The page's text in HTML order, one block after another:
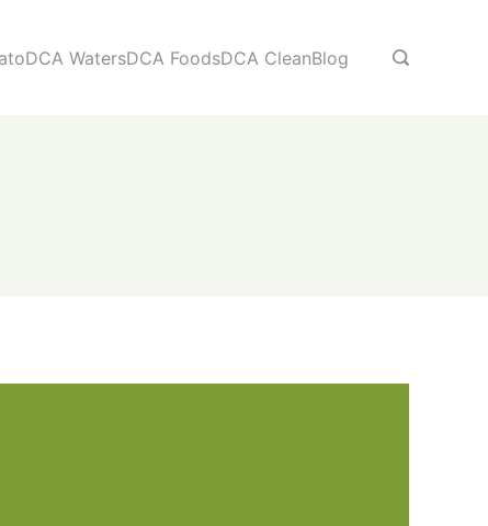
DCA WatersDCA FoodsDCA CleanBlog